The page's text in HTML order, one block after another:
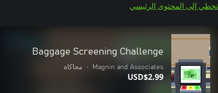
تخطي إلى المحتوى الرئيسي
Baggage Screening Challenge
Magnin and Associates
• محاكاة
USD$2.99